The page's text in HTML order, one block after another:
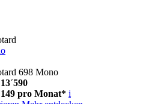
698 Mono
pro Monat* i